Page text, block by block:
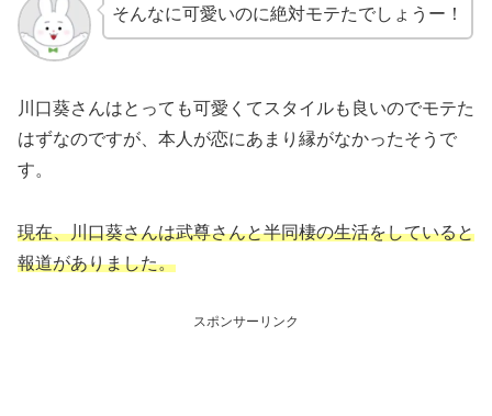
そんなに可愛いのに絶対モテたでしょうー！
川口葵さんはとっても可愛くてスタイルも良いのでモテた
はずなのですが、本人が恋にあまり縁がなかったそうで
す。
現在、川口葵さんは武尊さんと半同棲の生活をしていると
報道がありました。
スポンサーリンク